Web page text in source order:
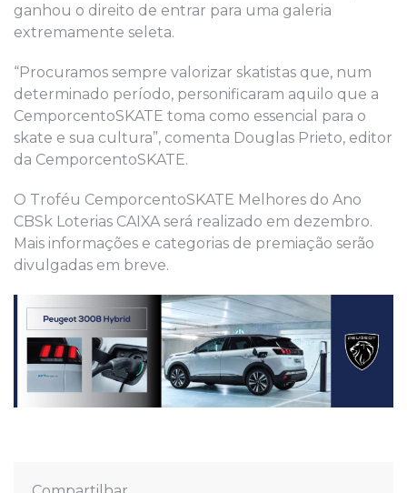
ganhou o direito de entrar para uma galeria
extremamente seleta.
“Procuramos sempre valorizar skatistas que, num
determinado período, personificaram aquilo que a
CemporcentoSKATE toma como essencial para o
skate e sua cultura”, comenta Douglas Prieto, editor
da CemporcentoSKATE.
O Troféu CemporcentoSKATE Melhores do Ano
CBSk Loterias CAIXA será realizado em dezembro.
Mais informações e categorias de premiação serão
divulgadas em breve.